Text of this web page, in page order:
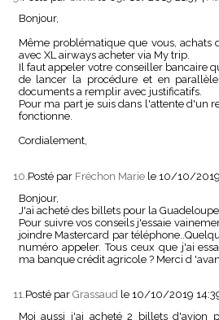
Bonjour,
Même problématique que vous, achats
avec XL airways acheter via My trip.
Il faut appeler votre conseiller bancaire
de lancer la procédure et en
documents a remplir avec justificatifs.
Pour ma part je suis dans l'attente d'un
fonctionne.
Cordialement,
10. Posté par Fréchon Marie le 10/10/
Bonjour,
J'ai acheté des billets pour la
Pour suivre vos conseils j'essaie
joindre Mastercard par
numéro appeler. Tous ceux que j'ai
ma banque crédit agricole ? Merci d
11.Posté par Grassaud le 10/10/2019
Moi aussi j'ai acheté 2 billets d'avion